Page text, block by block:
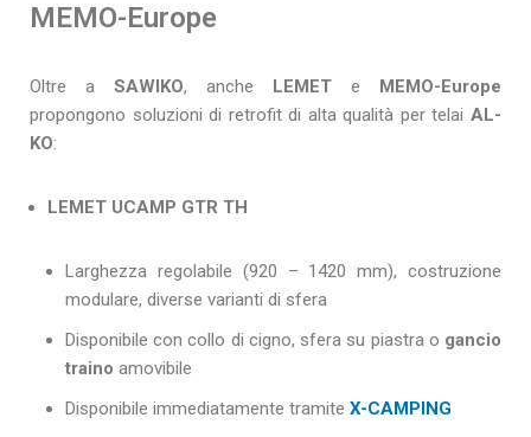
MEMO-Europe
Oltre a SAWIKO, anche LEMET e
MEMO-Europe
propongono soluzioni di retrofit di alta qualità per telai AL-
KO:
LEMET UCAMP GTR TH
Larghezza regolabile (920 – 1420 mm), costruzione
modulare, diverse varianti di sfera
Disponibile con collo di cigno, sfera su piastra o gancio
traino amovibile
Disponibile immediatamente tramite X-CAMPING